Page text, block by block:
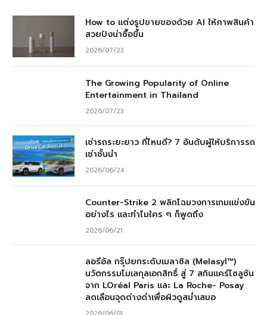
How to แต่งรูปขายของด้วย AI ให้ภาพสินค้า
สวยปังน่าซื้อขึ้น
2026/07/23
The Growing Popularity of Online
Entertainment in Thailand
2026/07/23
เช่ารถระยะยาว ที่ไหนดี? 7 อันดับผู้ให้บริการรถ
เช่าชั้นนำ
2026/06/24
Counter-Strike 2 พลิกโฉมวงการเกมแข่งขัน
อย่างไร และทำไมใคร ๆ ก็พูดถึง
2026/06/21
ลอรีอัล กรุ๊ปยกระดับเมลาซิล (Melasyl™)
นวัตกรรมโมเลกุลเอกสิทธิ์ สู่ 7 สกินแคร์โซลูชัน
จาก LOréal Paris และ La Roche- Posay
ลดเลือนจุดด่างดำเพื่อผิวดูสม่ำเสมอ